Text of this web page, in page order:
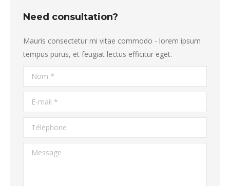
Need consultation?
Mauris consectetur mi vitae commodo - lorem ipsum
tempus purus, et feugiat lectus efficitur eget.
Nom *
E-mail *
Téléphone
Message